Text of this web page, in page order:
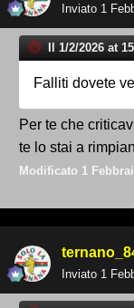
Inviato 1
Il 1/2/2026 at
Falliti dovete
Per te che
te lo stai a
Modificato 1
Inviato 1